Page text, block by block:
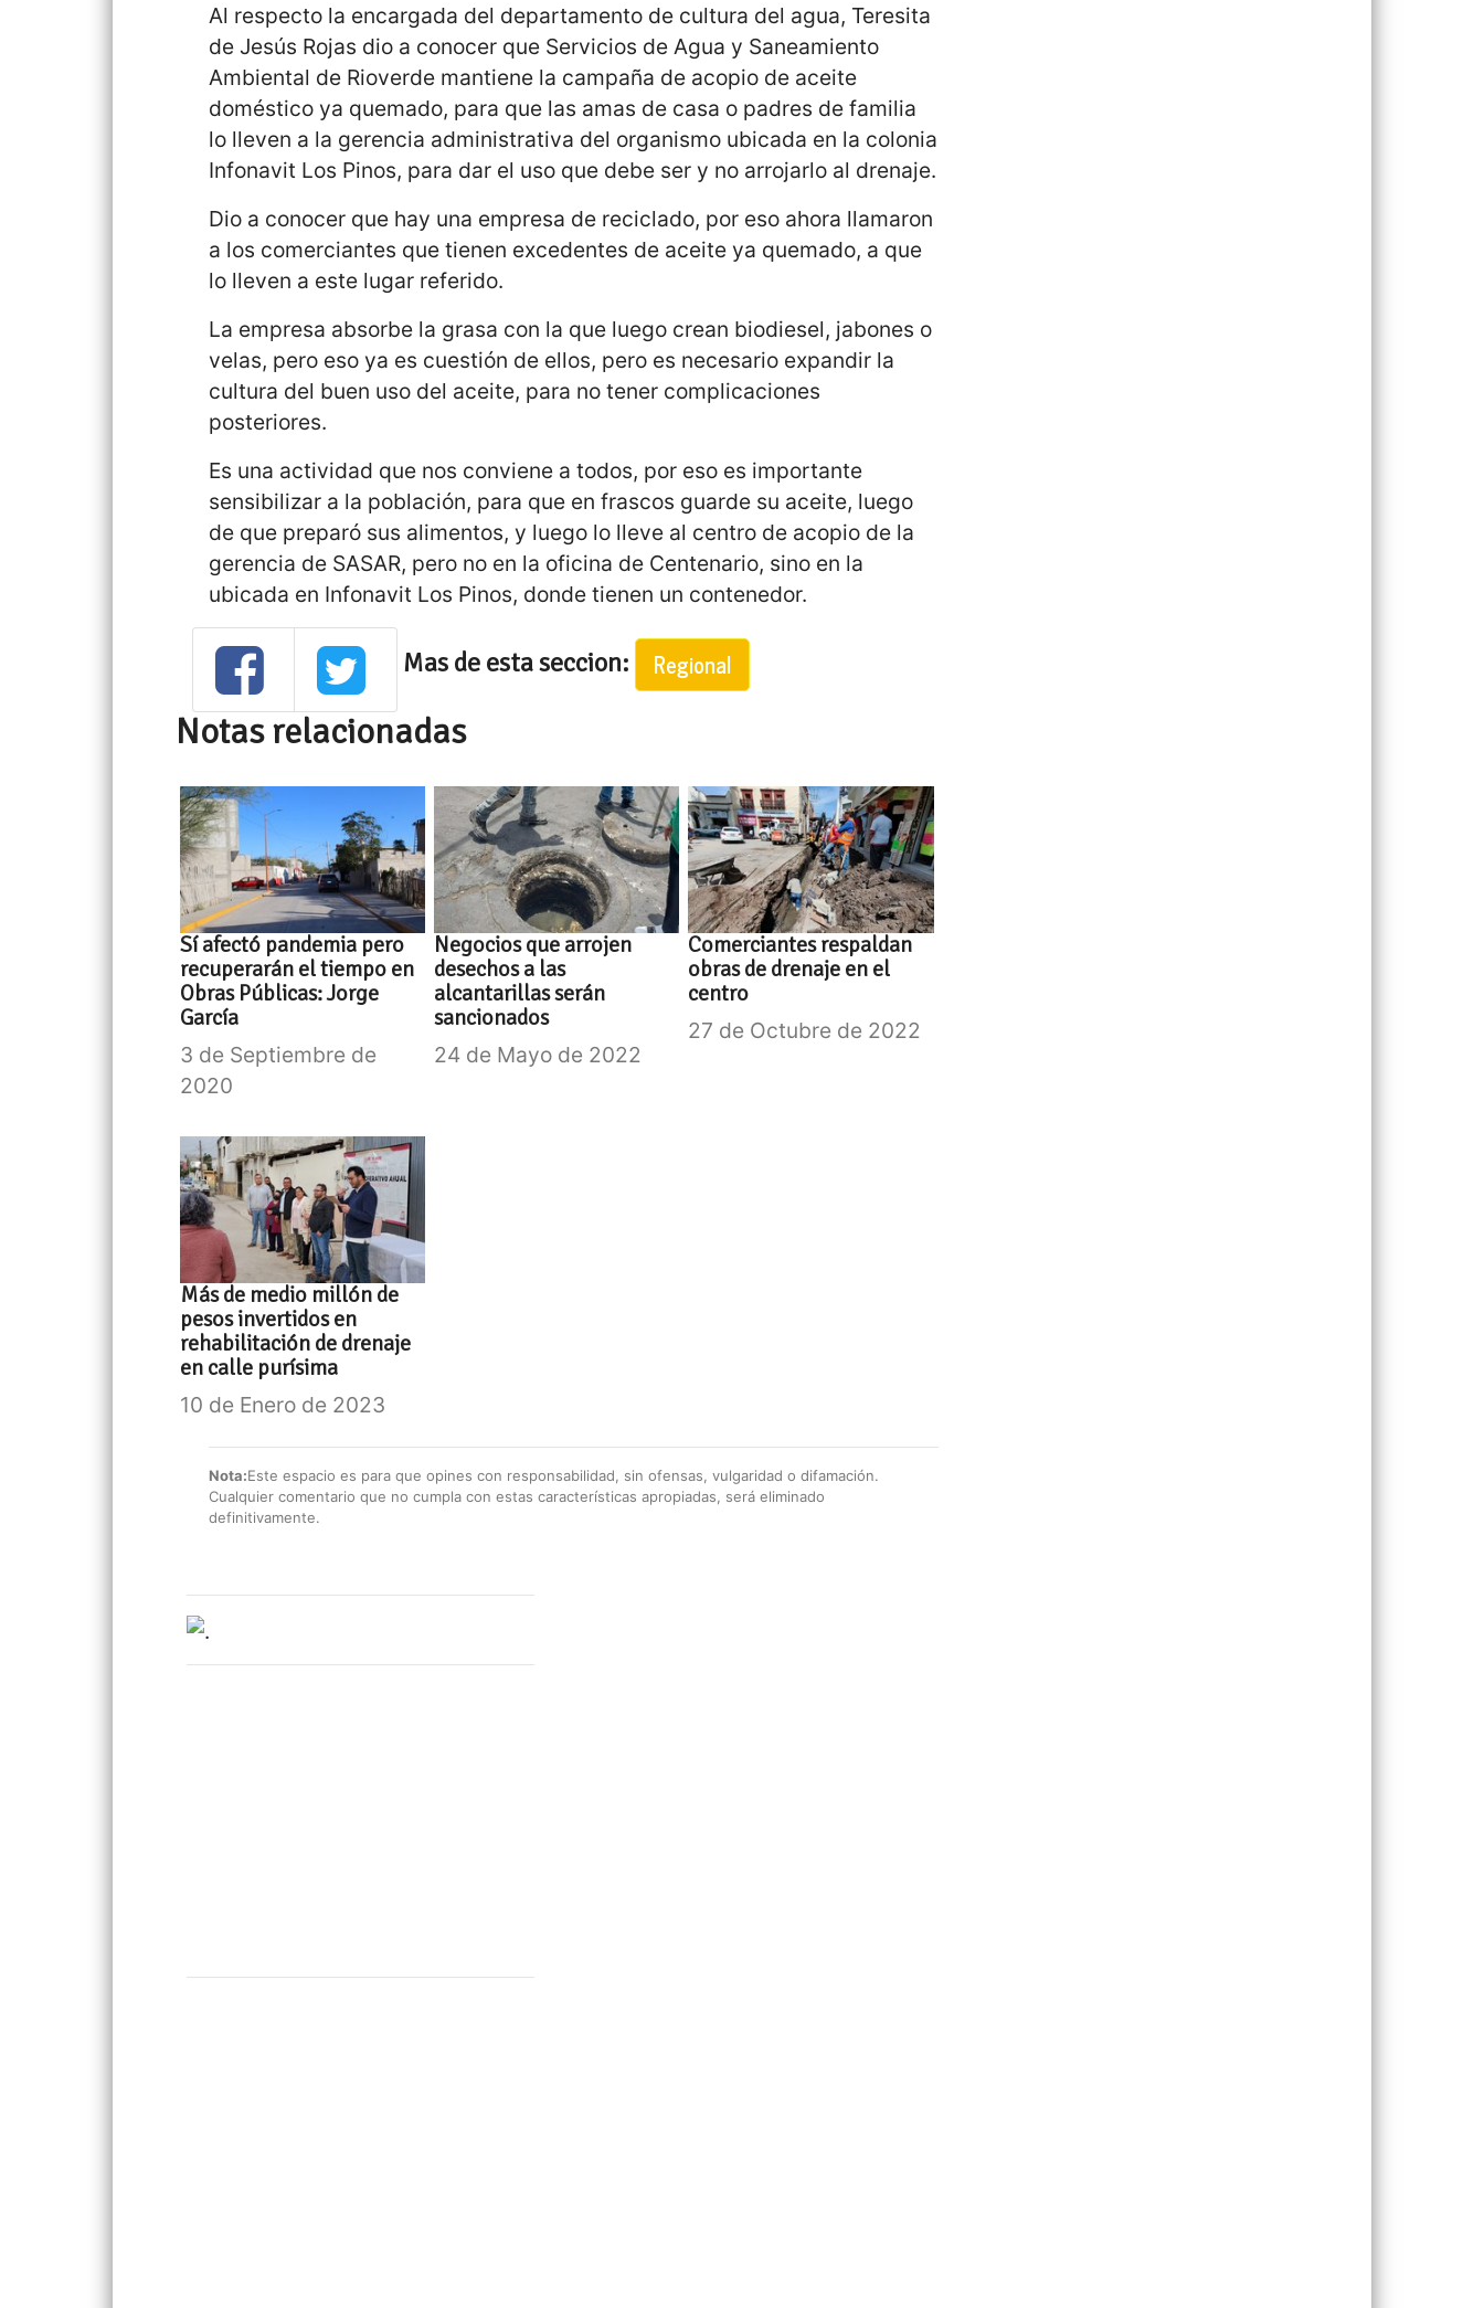
Al respecto la encargada del departamento de cultura del agua, Teresita
de Jesús Rojas dio a conocer que Servicios de Agua y Saneamiento
Ambiental de Rioverde mantiene la campaña de acopio de aceite
doméstico ya quemado, para que las amas de casa o padres de familia
lo lleven a la gerencia administrativa del organismo ubicada en la colonia
Infonavit Los Pinos, para dar el uso que debe ser y no arrojarlo al drenaje.
Dio a conocer que hay una empresa de reciclado, por eso ahora llamaron
a los comerciantes que tienen excedentes de aceite ya quemado, a que
lo lleven a este lugar referido.
La empresa absorbe la grasa con la que luego crean biodiesel, jabones o
velas, pero eso ya es cuestión de ellos, pero es necesario expandir la
cultura del buen uso del aceite, para no tener complicaciones
posteriores.
Es una actividad que nos conviene a todos, por eso es importante
sensibilizar a la población, para que en frascos guarde su aceite, luego
de que preparó sus alimentos, y luego lo lleve al centro de acopio de la
gerencia de SASAR, pero no en la oficina de Centenario, sino en la
ubicada en Infonavit Los Pinos, donde tienen un contenedor.
Mas de esta seccion: Regional
Notas relacionadas
Sí afectó pandemia pero
recuperarán el tiempo en
Obras Públicas: Jorge
García
3 de Septiembre de
2020
Negocios que arrojen
desechos a las
alcantarillas serán
sancionados
24 de Mayo de 2022
Comerciantes respaldan
obras de drenaje en el
centro
27 de Octubre de 2022
Más de medio millón de
pesos invertidos en
rehabilitación de drenaje
en calle purísima
10 de Enero de 2023
Nota:Este espacio es para que opines con responsabilidad, sin ofensas, vulgaridad o difamación.
Cualquier comentario que no cumpla con estas características apropiadas, será eliminado
definitivamente.